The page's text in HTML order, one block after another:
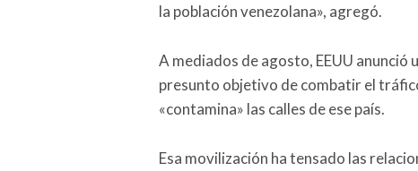
la población venezolana», agregó.
A mediados de agosto, EEUU anunció
presunto objetivo de combatir el
«contamina» las calles de ese país.
Esa movilización ha tensado las